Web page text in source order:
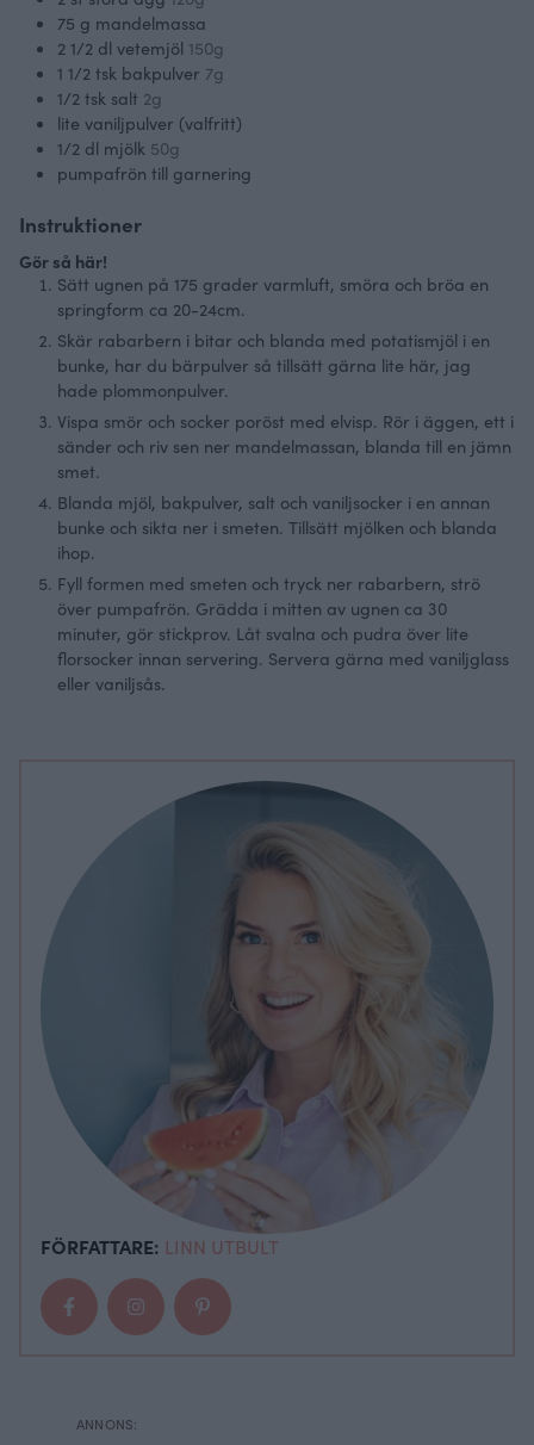
75 g mandelmassa
2 1/2 dl vetemjöl 150g
1 1/2 tsk bakpulver 7g
1/2 tsk salt 2g
lite vaniljpulver (valfritt)
1/2 dl mjölk 50g
pumpafrön till garnering
Instruktioner
Gör så här!
Sätt ugnen på 175 grader varmluft, smöra och bröa en
springform ca 20-24cm.
Skär rabarbern i bitar och blanda med potatismjöl i en
bunke, har du bärpulver så tillsätt gärna lite här, jag
hade plommonpulver.
Vispa smör och socker poröst med elvisp. Rör i äggen, ett i
sänder och riv sen ner mandelmassan, blanda till en jämn
smet.
Blanda mjöl, bakpulver, salt och vaniljsocker i en annan
bunke och sikta ner i smeten. Tillsätt mjölken och blanda
ihop.
Fyll formen med smeten och tryck ner rabarbern, strö
över pumpafrön. Grädda i mitten av ugnen ca 30
minuter, gör stickprov. Låt svalna och pudra över lite
florsocker innan servering. Servera gärna med vaniljglass
eller vaniljsås.
FÖRFATTARE: LINN UTBULT